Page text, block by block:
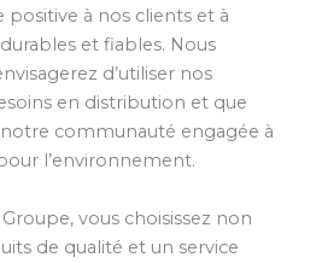
à nos clients et à
et fiables. Nous
d’utiliser nos
en distribution et que
communauté engagée à
l’environnement.
vous choisissez non
de qualité et un service